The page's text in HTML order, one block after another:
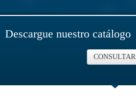
Descargue nuestro catálogo
CONSULTAR